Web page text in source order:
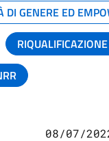
DI GENERE ED
08/07/